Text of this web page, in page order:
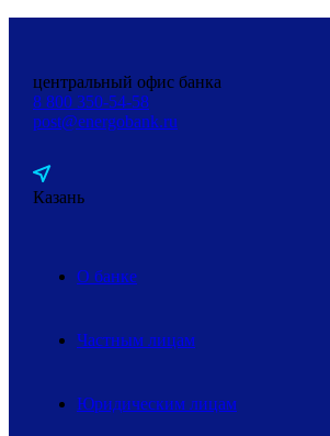
центральный офис банка
8 800 350-54-58
post@energobank.ru
Казань
О банке
Частным лицам
Юридическим лицам